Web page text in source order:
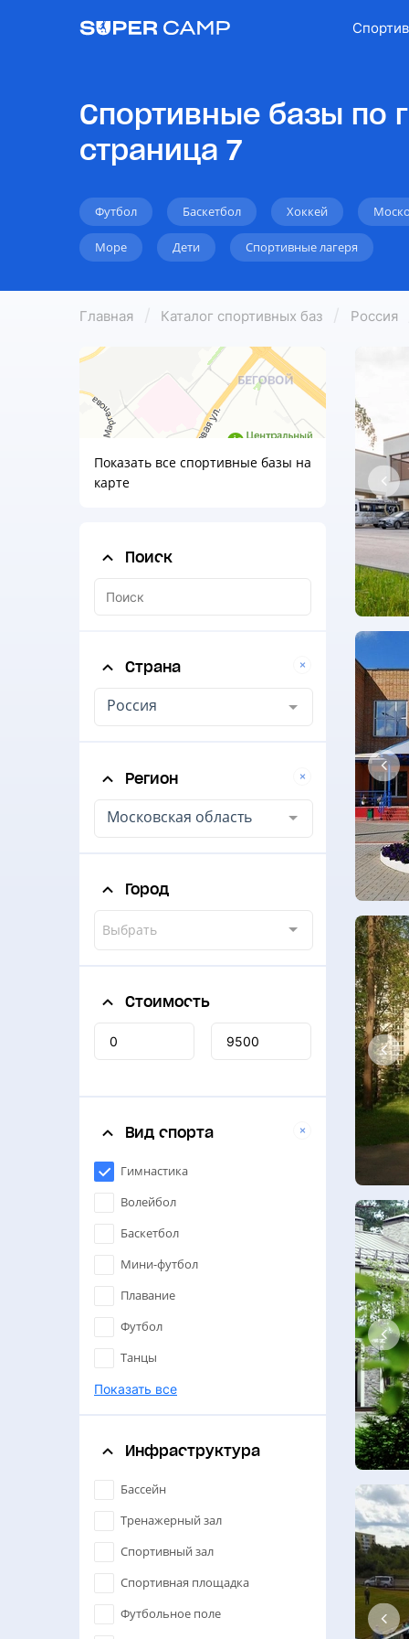
Спортивные базы по
страница 7
Футбол Баскетбол Хоккей
Море Дети Спортивные лагеря
Главная Каталог спортивных баз Россия
Показать все спортивные базы на
карте
Поиск
Страна
Россия
Регион
Московская область
Город
Выбрать
Стоимость
Вид спорта
Гимнастика
Волейбол
Баскетбол
Мини-футбол
Плавание
Футбол
Танцы
Большой теннис
Спортивные танцы
Единоборства
Бадминтон
Художественная гимнастика
Дзюдо
Борьба
Показать все
Инфраструктура
Бассейн
Тренажерный зал
Спортивный зал
Спортивная площадка
Футбольное поле